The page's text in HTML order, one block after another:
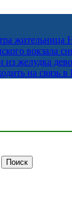
жительница
вокзала
из желудка
на связь